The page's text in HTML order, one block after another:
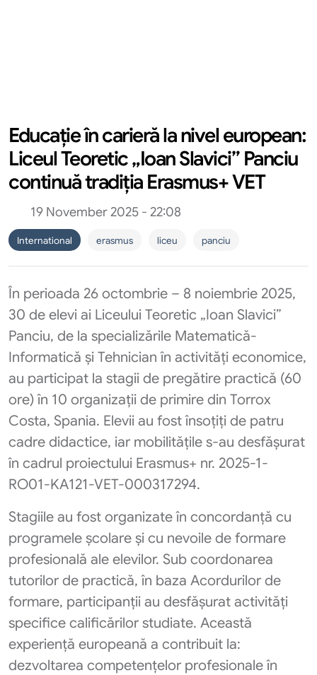
Educație în carieră la nivel european:
Liceul Teoretic „Ioan Slavici” Panciu
continuă tradiția Erasmus+ VET
19 November 2025 - 22:08
International erasmus liceu panciu
În perioada 26 octombrie – 8 noiembrie 2025,
30 de elevi ai Liceului Teoretic „Ioan Slavici”
Panciu, de la specializările Matematică-
Informatică și Tehnician în activități economice,
au participat la stagii de pregătire practică (60
ore) în 10 organizații de primire din Torrox
Costa, Spania. Elevii au fost însoțiți de patru
cadre didactice, iar mobilitățile s-au desfășurat
în cadrul proiectului Erasmus+ nr. 2025-1-
RO01-KA121-VET-000317294.
Stagiile au fost organizate în concordanță cu
programele școlare și cu nevoile de formare
profesională ale elevilor. Sub coordonarea
tutorilor de practică, în baza Acordurilor de
formare, participanții au desfășurat activități
specifice calificărilor studiate. Această
experiență europeană a contribuit la:
dezvoltarea competențelor profesionale în